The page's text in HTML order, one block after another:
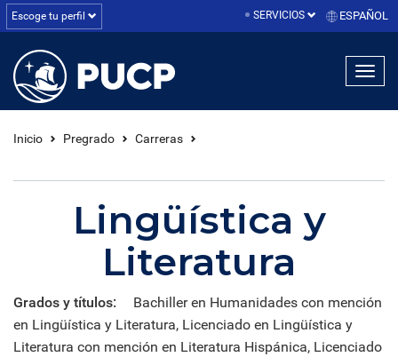
Escoge tu perfil SERVICIOS ESPAÑOL
Inicio Pregrado Carreras
Lingüística y
Literatura
Grados y títulos:
Bachiller en Humanidades con mención
en Lingüística y Literatura, Licenciado en Lingüística y
Literatura con mención en Literatura Hispánica, Licenciado